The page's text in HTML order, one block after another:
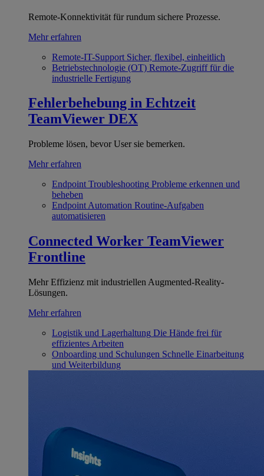
Remote-Konnektivität für rundum sichere Prozesse.
Mehr erfahren
Remote-IT-Support Sicher, flexibel, einheitlich
Betriebstechnologie (OT) Remote-Zugriff für die
industrielle Fertigung
Fehlerbehebung in Echtzeit
TeamViewer DEX
Probleme lösen, bevor User sie bemerken.
Mehr erfahren
Endpoint Troubleshooting Probleme erkennen und
beheben
Endpoint Automation Routine-Aufgaben
automatisieren
Connected Worker TeamViewer
Frontline
Mehr Effizienz mit industriellen Augmented-Reality-
Lösungen.
Mehr erfahren
Logistik und Lagerhaltung Die Hände frei für
effizientes Arbeiten
Onboarding und Schulungen Schnelle Einarbeitung
und Weiterbildung